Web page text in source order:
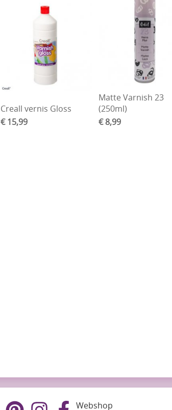
Creall vernis Gloss
€ 15,99
Matte Varnish 23
(250ml)
€ 8,99
Webshop